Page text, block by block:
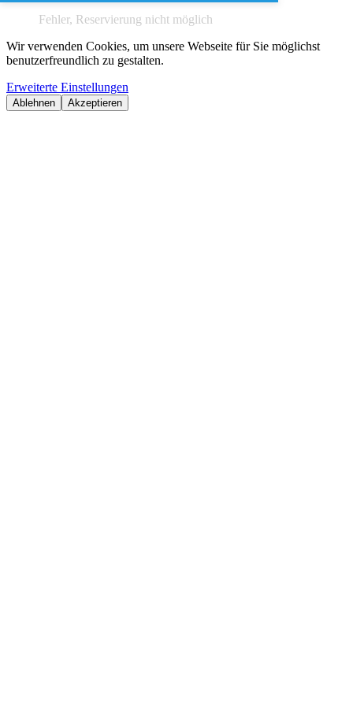
Fehler, Reservierung nicht möglich
Wir verwenden Cookies, um unsere Webseite für Sie möglichst
benutzerfreundlich zu gestalten.
Erweiterte Einstellungen
Ablehnen Akzeptieren